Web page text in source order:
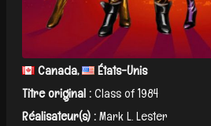
Canada,
États-Unis
Titre original :Class of 1984
Réalisateur(s) :Mark L. Lester